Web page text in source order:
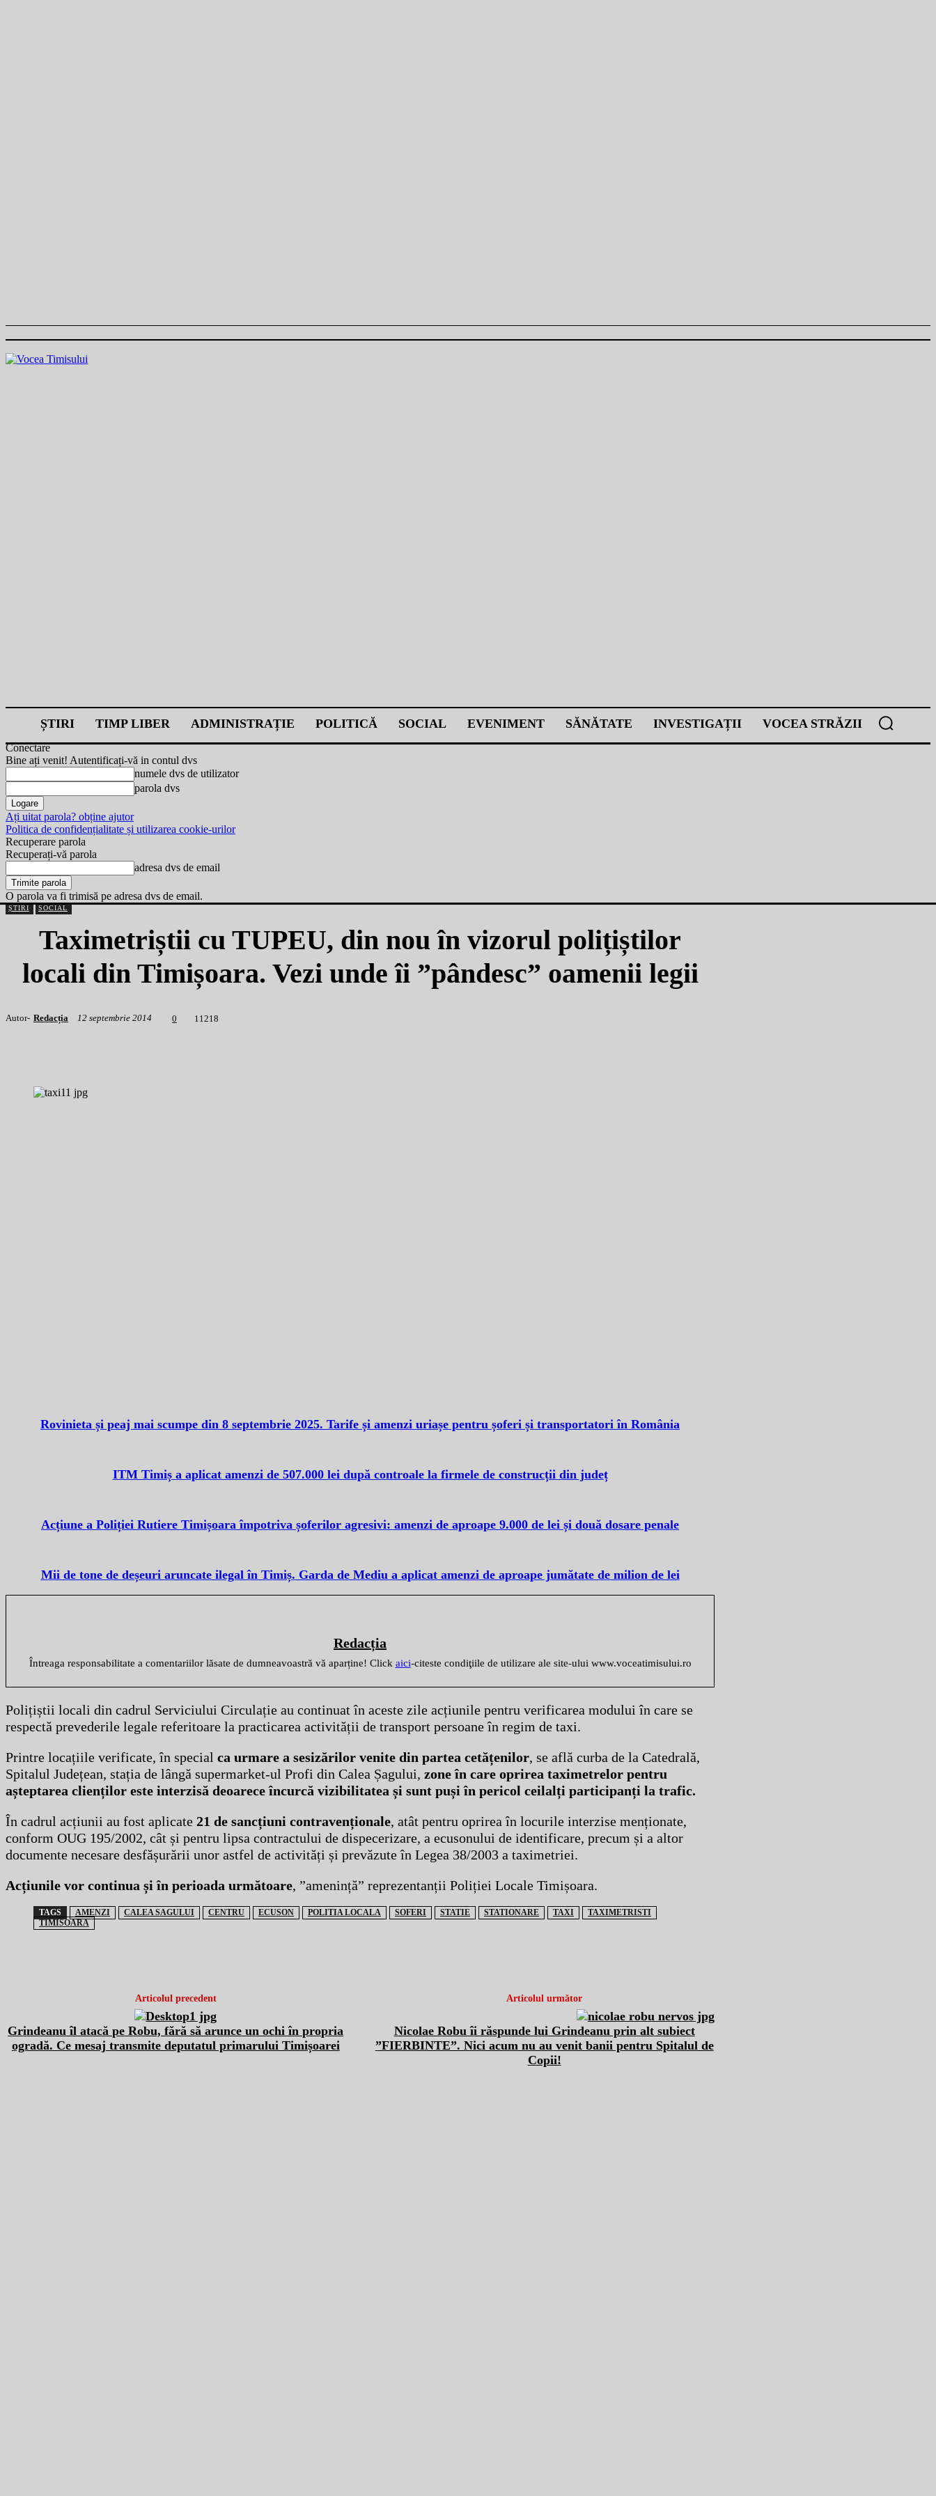
ȘTIRI TIMP LIBER ADMINISTRAȚIE POLITICĂ SOCIAL EVENIMENT SĂNĂTATE INVESTIGAȚII VOCEA STRĂZII
Conectare
Bine ați venit! Autentificați-vă in contul dvs
numele dvs de utilizator
parola dvs
Ați uitat parola? obține ajutor
Politica de confidențialitate și utilizarea cookie-urilor
Recuperare parola
Recuperați-vă parola
adresa dvs de email
O parola va fi trimisă pe adresa dvs de email.
ȘTIRI SOCIAL
Taximetriștii cu TUPEU, din nou în vizorul polițiștilor
locali din Timișoara. Vezi unde îi ”pândesc” oamenii legii
Autor- Redacția 12 septembrie 2014 0 1 1218
Rovinieta și peaj mai scumpe din 8 septembrie 2025. Tarife și amenzi uriașe pentru șoferi și transportatori în România
ITM Timiș a aplicat amenzi de 507.000 lei după controale la firmele de construcții din județ
Acțiune a Poliției Rutiere Timișoara împotriva șoferilor agresivi: amenzi de aproape 9.000 de lei și două dosare penale
Mii de tone de deșeuri aruncate ilegal în Timiș. Garda de Mediu a aplicat amenzi de aproape jumătate de milion de lei
Redacția
Întreaga responsabilitate a comentariilor lăsate de dumneavoastră vă aparține! Click aici-citeste condiţiile de utilizare ale site-ului www.voceatimisului.ro
Polițiștii locali din cadrul Serviciului Circulație au continuat în aceste zile acțiunile pentru verificarea modului în care se
respectă prevederile legale referitoare la practicarea activității de transport persoane în regim de taxi.
Printre locațiile verificate, în special ca urmare a sesizărilor venite din partea cetățenilor, se află curba de la Catedrală,
Spitalul Județean, stația de lângă supermarket-ul Profi din Calea Șagului, zone în care oprirea taximetrelor pentru
așteptarea clienților este interzisă deoarece încurcă vizibilitatea și sunt puși în pericol ceilalți participanți la trafic.
În cadrul acțiunii au fost aplicate 21 de sancțiuni contravenționale, atât pentru oprirea în locurile interzise menționate,
conform OUG 195/2002, cât și pentru lipsa contractului de dispecerizare, a ecusonului de identificare, precum și a altor
documente necesare desfășurării unor astfel de activități și prevăzute în Legea 38/2003 a taximetriei.
Acțiunile vor continua și în perioada următoare, ”amenință” reprezentanții Poliției Locale Timișoara.
TAGS AMENZI CALEA SAGULUI CENTRU ECUSON POLITIA LOCALA SOFERI STATIE STATIONARE TAXI
TAXIMETRISTI
TIMISOARA
Articolul precedent
Grindeanu îl atacă pe Robu, fără să arunce un ochi în propria
ogradă. Ce mesaj transmite deputatul primarului Timișoarei
Articolul următor
Nicolae Robu îi răspunde lui Grindeanu prin alt subiect
”FIERBINTE”. Nici acum nu au venit banii pentru Spitalul de
Copii!